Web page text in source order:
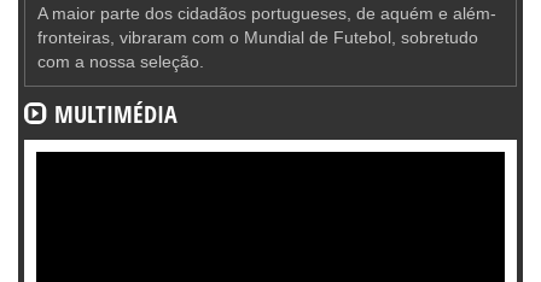
A maior parte dos cidadãos portugueses, de aquém e além-
fronteiras, vibraram com o Mundial de Futebol, sobretudo
com a nossa seleção.
MULTIMÉDIA